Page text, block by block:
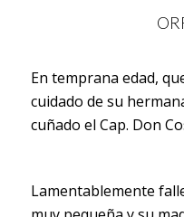
En temprana edad,
cuidado de su
cuñado el Cap. Don
Lamentablemente